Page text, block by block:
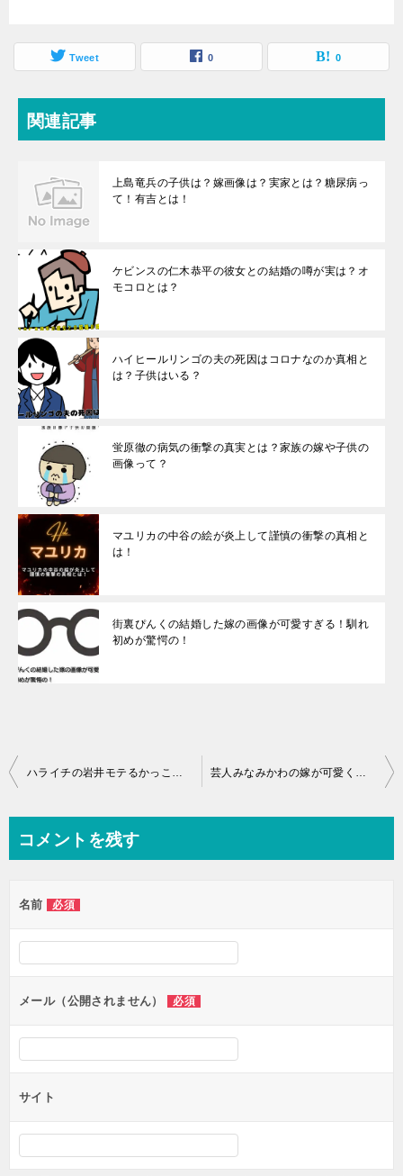
Tweet 0 0
関連記事
上島竜兵の子供は？嫁画像は？実家とは？糖尿病っ
て！有吉とは！
ケビンスの仁木恭平の彼女との結婚の噂が実は？オ
モコロとは？
ハイヒールリンゴの夫の死因はコロナなのか真相と
は？子供はいる？
蛍原徹の病気の衝撃の真実とは？家族の嫁や子供の
画像って？
マユリカの中谷の絵が炎上して謹慎の衝撃の真相と
は！
街裏ぴんくの結婚した嫁の画像が可愛すぎる！馴れ
初めが驚愕の！
投
ビ
ー
シ
ン
ハライチの岩井モテるかっこいいという理由は？結婚する彼女とは 芸人みなみかわの嫁が可愛くて驚く画像とは？子供もいるの？
コメントを残す
名前 必須
メール（公開されません） 必須
サイト